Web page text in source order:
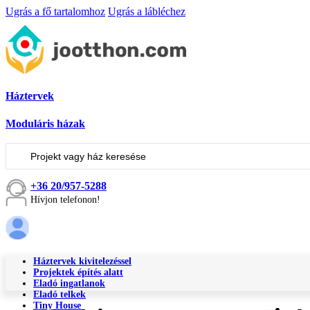
Ugrás a fő tartalomhoz Ugrás a lábléchez
Háztervek
Moduláris házak
+36 20/957-5288
Hívjon telefonon!
Háztervek kivitelezéssel
Projektek építés alatt
Eladó ingatlanok
Eladó telkek
Tiny House